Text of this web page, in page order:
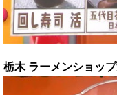
栃木 ラーメンショッ